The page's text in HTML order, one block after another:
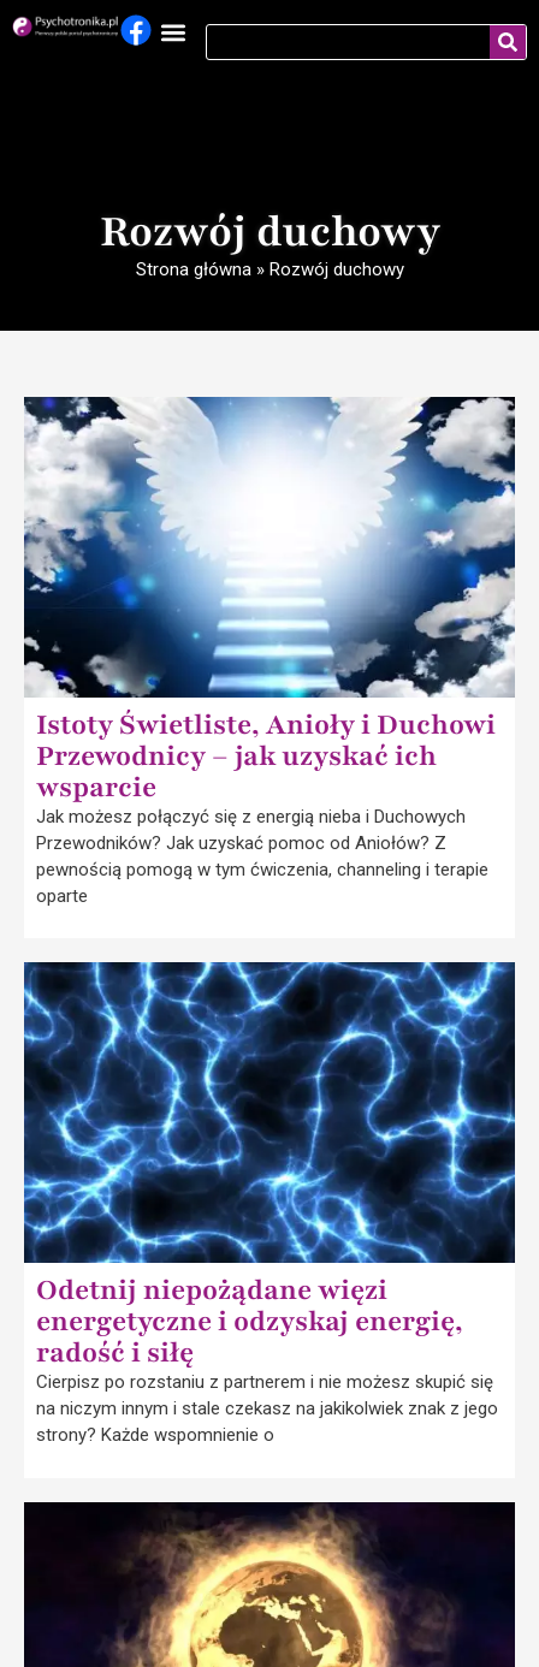
Rozwój duchowy
Strona główna» Rozwój duchowy
Istoty Świetliste, Anioły i Duchowi
Przewodnicy – jak uzyskać ich
wsparcie
Jak możesz połączyć się z energią nieba i Duchowych
Przewodników? Jak uzyskać pomoc od Aniołów? Z
pewnością pomogą w tym ćwiczenia, channeling i terapie
oparte
Odetnij niepożądane więzi
energetyczne i odzyskaj energię,
radość i siłę
Cierpisz po rozstaniu z partnerem i nie możesz skupić się
na niczym innym i stale czekasz na jakikolwiek znak z jego
strony? Każde wspomnienie o